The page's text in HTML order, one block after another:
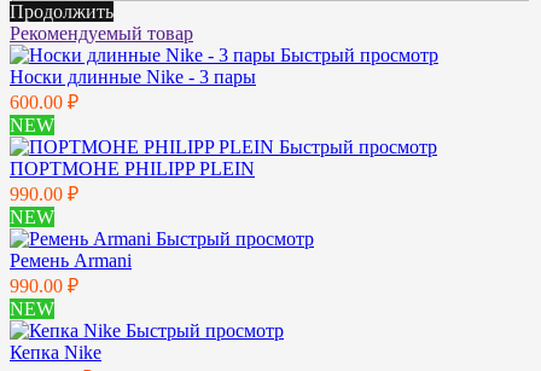
Продолжить
Рекомендуемый товар
Быстрый просмотр
Носки длинные Nike - 3 пары
600.00 ₽
NEW
Быстрый просмотр
ПОРТМОНЕ PHILIPP PLEIN
990.00 ₽
NEW
Быстрый просмотр
Ремень Armani
990.00 ₽
NEW
Быстрый просмотр
Кепка Nike